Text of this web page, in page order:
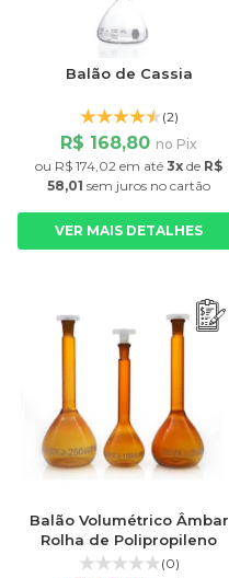
Balão de Cassia
(2)
R$ 168,80 no Pix
ou R$ 174,02 em até 3x de R$
58,01 sem juros no cartão
VER MAIS DETALHES
Balão Volumétrico Âmbar
Rolha de Polipropileno
(0)